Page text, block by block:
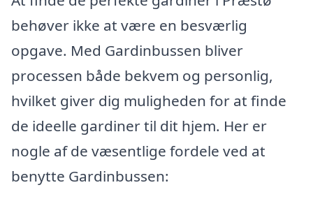
behøver ikke at være en besværlig
opgave. Med Gardinbussen bliver
processen både bekvem og personlig,
hvilket giver dig muligheden for at finde
de ideelle gardiner til dit hjem. Her er
nogle af de væsentlige fordele ved at
benytte Gardinbussen: